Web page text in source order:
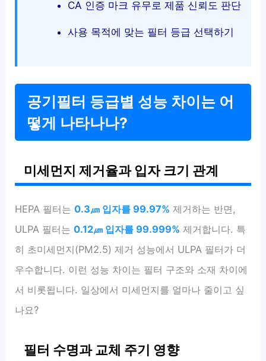
CA 인증 마크 유무로 제품 신뢰도 판단
사용 목적에 맞는 필터 등급 선택하기
공기필터 등급별 성능 차이는 어
떻게 나타나나?
미세먼지 제거율과 입자 크기 관계
HEPA 필터는0.3㎛ 입자를 99.97% 제거하는 반면,
ULPA 필터는0.12㎛ 입자를 99.999% 제거합니다. 특
히 초미세먼지(PM2.5) 제거 성능에서 ULPA 필터가 더
우수합니다. 이런 성능 차이는 필터 구조와 소재 차이에
서 비롯됩니다. 일상에서 미세먼지를 얼마나 줄이고 싶
나요?
필터 수명과 교체 주기 영향